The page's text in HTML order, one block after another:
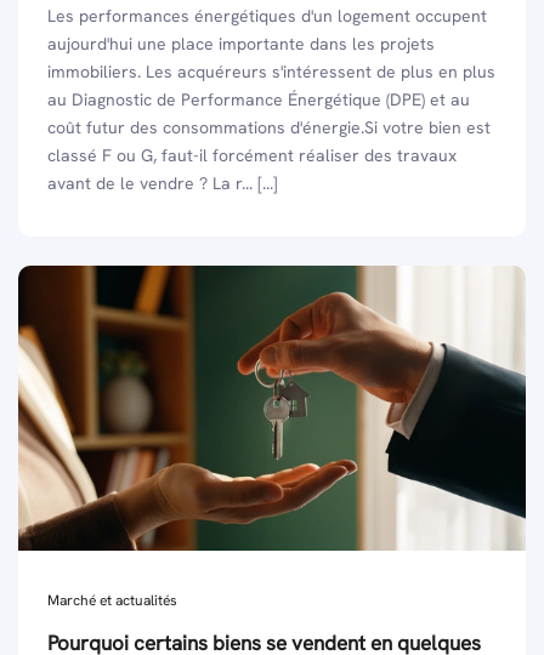
Les performances énergétiques d'un logement occupent
aujourd'hui une place importante dans les projets
immobiliers. Les acquéreurs s'intéressent de plus en plus
au Diagnostic de Performance Énergétique (DPE) et au
coût futur des consommations d'énergie.Si votre bien est
classé F ou G, faut-il forcément réaliser des travaux
avant de le vendre ? La r... [...]
Marché et actualités
Pourquoi certains biens se vendent en quelques